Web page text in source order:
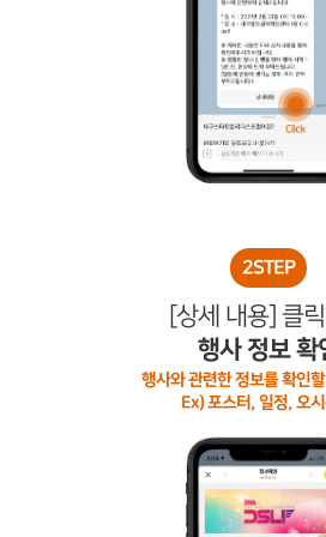
2STEP
[상세 내용] 클
행사 정보 확
행사와 관련한 정보를 확인
Ex) 포스터, 일정, 오